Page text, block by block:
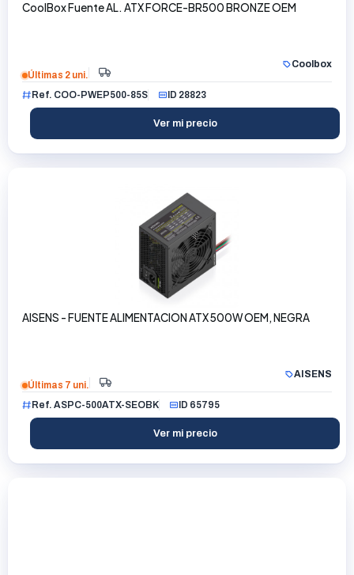
CoolBox Fuente AL. ATX FORCE-BR500 BRONZE OEM
Coolbox
Últimas 2 uni.
Ref. COO-PWEP500-85S
ID 28823
Ver mi precio
AISENS - FUENTE ALIMENTACION ATX 500W OEM, NEGRA
AISENS
Últimas 7 uni.
Ref. ASPC-500ATX-SEOBK
ID 65795
Ver mi precio